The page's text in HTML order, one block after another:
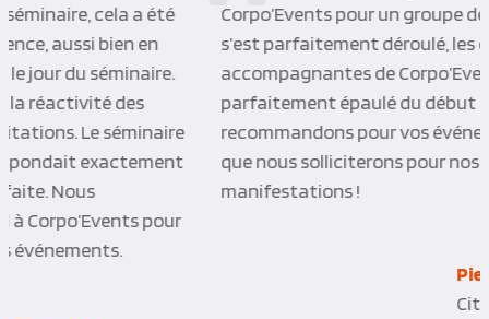
Corpo’Events pour un groupe de 150 personnes ! Tout
s’est parfaitement déroulé, les deux
accompagnantes de Corpo’Events nous ont
parfaitement épaulé du début à la fin. Nous
recommandons pour vos événements cette société
que nous solliciterons pour nos prochaines
manifestations !